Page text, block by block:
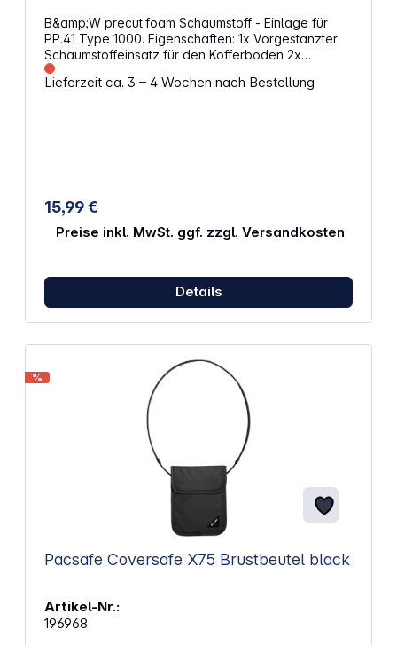
B&amp;W precut.foam Schaumstoff - Einlage für
PP.41 Type 1000. Eigenschaften: 1x Vorgestanzter
Schaumstoffeinsatz für den Kofferboden 2x
individuell anpassbar Würfelschaum 1x
Noppenschaum für den Deckel Schützt dein
Lieferzeit ca. 3 – 4 Wochen nach Bestellung
15,99 €
Preise inkl. MwSt. ggf. zzgl. Versandkosten
Details
%
Pacsafe Coversafe X75 Brustbeutel black
Artikel-Nr.:
196968